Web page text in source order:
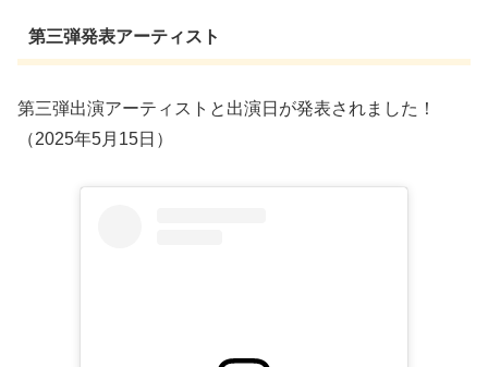
第三弾発表アーティスト
第三弾出演アーティストと出演日が発表されました！
（2025年5月15日）